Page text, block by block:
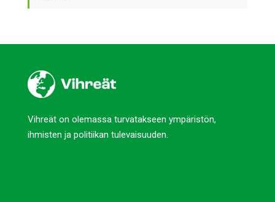
Vihreät on olemassa turvatakseen ympäristön,
ihmisten ja politiikan tulevaisuuden.